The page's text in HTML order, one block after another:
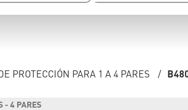
PROTECCIÓN PARA 1 A 4 PARES /
- 4 PARES